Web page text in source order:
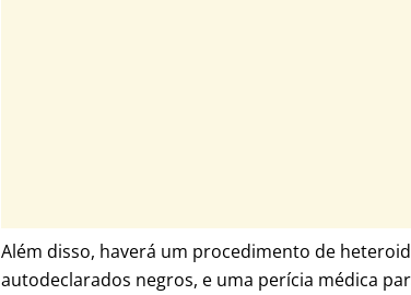
Além disso, haverá um procedimento de
autodeclarados negros, e uma perícia médica